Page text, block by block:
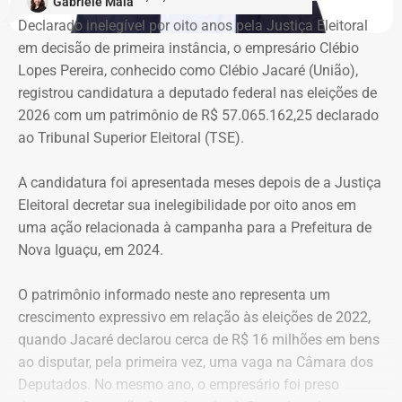
“Nós já sofremos quatro despejos. O objetivo da
ocupação é justamente dar ao imóvel uma função social
que atenda as necessidades básicas das famílias. Desde
que eu entrei no MLB nunca faltou comida. Só o que falta
mesmo é um teto, um lar para morar. Queremos fazer
valer um direito constitucional que nunca foi cumprido”
A Central de Movimentos Populares do Rio de Janeiro
(CMPRJ) emitiu nota de apoio e solidariedade e lembrou
que as famílias lutam há anos pelo direito à moradia com
organização e resistência.
“Sabemos que a moradia é a base de tudo. Quando um
movimento ocupa um imóvel abandonado ou
subutilizado, mais do que dar um teto, o que já é
fundamental, ele devolve esperança e perspectiva de vida
para centenas de pessoas, sobretudo para as crianças”,
Declarado inelegível por oito anos pela Justiça Eleitoral
em decisão de primeira instância, o empresário Clébio
Lopes Pereira, conhecido como Clébio Jacaré (União),
registrou candidatura a deputado federal nas eleições de
2026 com um patrimônio de R$ 57.065.162,25 declarado
ao Tribunal Superior Eleitoral (TSE).
A candidatura foi apresentada meses depois de a Justiça
Eleitoral decretar sua inelegibilidade por oito anos em
uma ação relacionada à campanha para a Prefeitura de
Nova Iguaçu, em 2024.
O patrimônio informado neste ano representa um
crescimento expressivo em relação às eleições de 2022,
quando Jacaré declarou cerca de R$ 16 milhões em bens
ao disputar, pela primeira vez, uma vaga na Câmara dos
Deputados. No mesmo ano, o empresário foi preso